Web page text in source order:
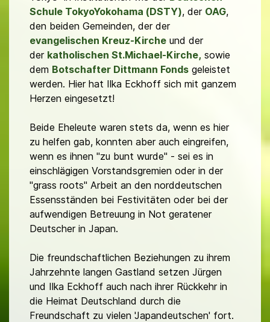
Schule TokyoYokohama (DSTY), der OAG,
den beiden Gemeinden, der der
evangelischen Kreuz-Kirche und der
der katholischen St.Michael-Kirche, sowie
dem Botschafter Dittmann Fonds geleistet
werden. Hier hat Ilka Eckhoff sich mit ganzem
Herzen eingesetzt!
Beide Eheleute waren stets da, wenn es hier
zu helfen gab, konnten aber auch eingreifen,
wenn es ihnen "zu bunt wurde" - sei es in
einschlägigen Vorstandsgremien oder in der
"grass roots" Arbeit an den norddeutschen
Essensständen bei Festivitäten oder bei der
aufwendigen Betreuung in Not geratener
Deutscher in Japan.
Die freundschaftlichen Beziehungen zu ihrem
Jahrzehnte langen Gastland setzen Jürgen
und Ilka Eckhoff auch nach ihrer Rückkehr in
die Heimat Deutschland durch die
Freundschaft zu vielen 'Japandeutschen' fort.